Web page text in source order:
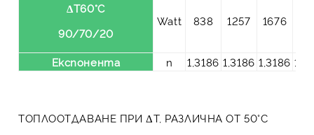
ΔT60°C
90/70/20
Watt 838 1257 1676
Експонента n 1,3186 1,3186 1,3186
ТОПЛООТДАВАНЕ ПРИ ΔT, РАЗЛИЧНА ОТ 50°C